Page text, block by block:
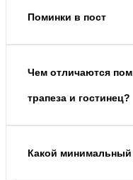
Поминки в пост
Чем отличаются
трапеза и гостинец?
Какой минимальный